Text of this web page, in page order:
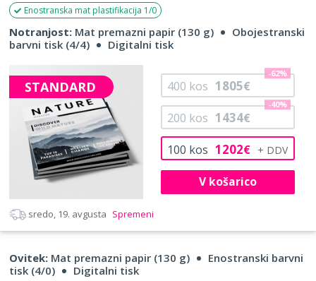
Enostranska mat plastifikacija 1/0
Notranjost: Mat premazni papir (130 g)
Obojestranski
barvni tisk (4/4)
Digitalni tisk
STANDARD
100 kos 1202€
200 kos 1434€
-40%
400 kos 1805€
-62%
V košarico
sredo, 19. avgusta Spremeni
Ovitek: Mat premazni papir (130 g)
Enostranski barvni
tisk (4/0)
Digitalni tisk